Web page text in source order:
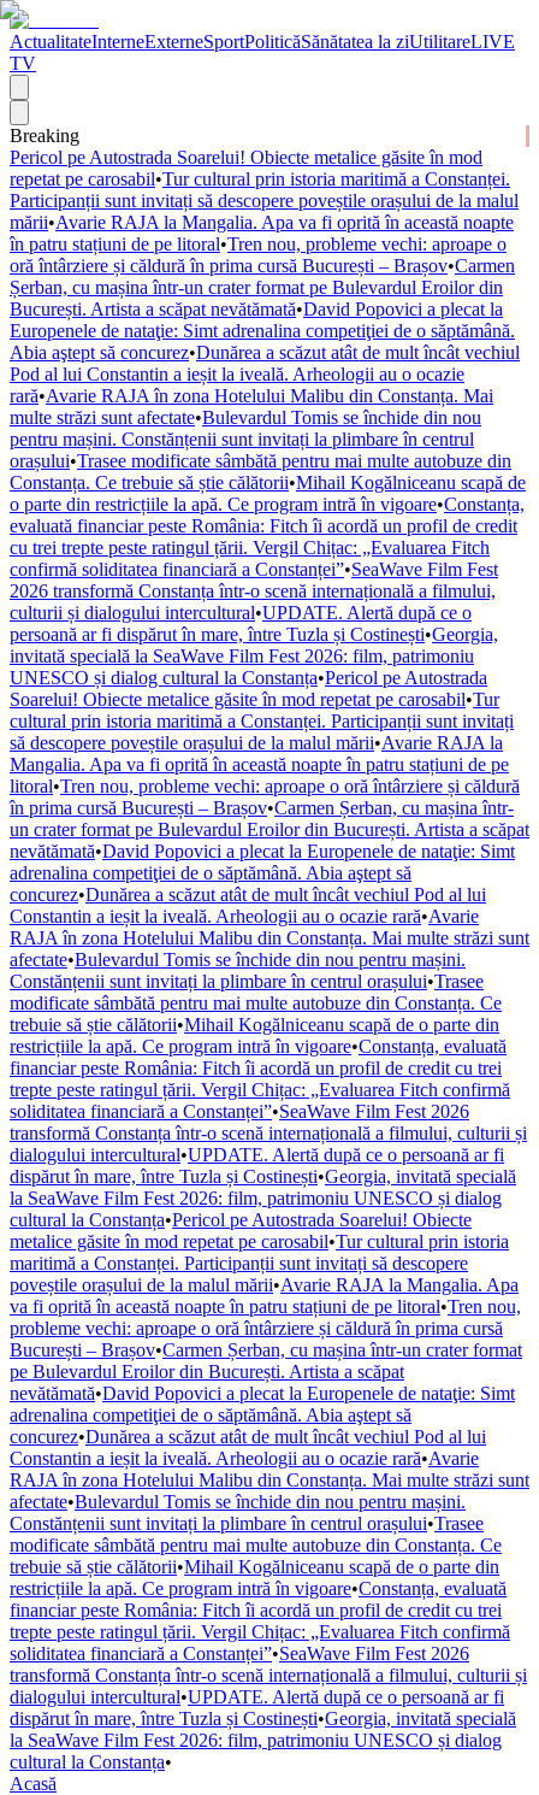
ActualitateInterneExterneSportPoliticăSănătatea la ziUtilitareLIVE
TV
Breaking
Pericol pe Autostrada Soarelui! Obiecte metalice găsite în mod
repetat pe carosabil•Tur cultural prin istoria maritimă a Constanței.
Participanții sunt invitați să descopere poveștile orașului de la malul
mării•Avarie RAJA la Mangalia. Apa va fi oprită în această noapte
în patru stațiuni de pe litoral•Tren nou, probleme vechi: aproape o
oră întârziere și căldură în prima cursă București – Brașov•Carmen
Șerban, cu mașina într-un crater format pe Bulevardul Eroilor din
București. Artista a scăpat nevătămată•David Popovici a plecat la
Europenele de nataţie: Simt adrenalina competiţiei de o săptămână.
Abia aştept să concurez•Dunărea a scăzut atât de mult încât vechiul
Pod al lui Constantin a ieșit la iveală. Arheologii au o ocazie
rară•Avarie RAJA în zona Hotelului Malibu din Constanța. Mai
multe străzi sunt afectate•Bulevardul Tomis se închide din nou
pentru mașini. Constănțenii sunt invitați la plimbare în centrul
orașului•Trasee modificate sâmbătă pentru mai multe autobuze din
Constanța. Ce trebuie să știe călătorii•Mihail Kogălniceanu scapă de
o parte din restricțiile la apă. Ce program intră în vigoare•Constanța,
evaluată financiar peste România: Fitch îi acordă un profil de credit
cu trei trepte peste ratingul țării. Vergil Chițac: „Evaluarea Fitch
confirmă soliditatea financiară a Constanței”•SeaWave Film Fest
2026 transformă Constanța într-o scenă internațională a filmului,
culturii și dialogului intercultural•UPDATE. Alertă după ce o
persoană ar fi dispărut în mare, între Tuzla și Costinești•Georgia,
invitată specială la SeaWave Film Fest 2026: film, patrimoniu
UNESCO și dialog cultural la Constanța•Pericol pe Autostrada
Soarelui! Obiecte metalice găsite în mod repetat pe carosabil•Tur
cultural prin istoria maritimă a Constanței. Participanții sunt invitați
să descopere poveștile orașului de la malul mării•Avarie RAJA la
Mangalia. Apa va fi oprită în această noapte în patru stațiuni de pe
litoral•Tren nou, probleme vechi: aproape o oră întârziere și căldură
în prima cursă București – Brașov•Carmen Șerban, cu mașina într-
un crater format pe Bulevardul Eroilor din București. Artista a scăpat
nevătămată•David Popovici a plecat la Europenele de nataţie: Simt
adrenalina competiţiei de o săptămână. Abia aştept să
concurez•Dunărea a scăzut atât de mult încât vechiul Pod al lui
Constantin a ieșit la iveală. Arheologii au o ocazie rară•Avarie
RAJA în zona Hotelului Malibu din Constanța. Mai multe străzi sunt
afectate•Bulevardul Tomis se închide din nou pentru mașini.
Constănțenii sunt invitați la plimbare în centrul orașului•Trasee
modificate sâmbătă pentru mai multe autobuze din Constanța. Ce
trebuie să știe călătorii•Mihail Kogălniceanu scapă de o parte din
restricțiile la apă. Ce program intră în vigoare•Constanța, evaluată
financiar peste România: Fitch îi acordă un profil de credit cu trei
trepte peste ratingul țării. Vergil Chițac: „Evaluarea Fitch confirmă
soliditatea financiară a Constanței”•SeaWave Film Fest 2026
transformă Constanța într-o scenă internațională a filmului, culturii și
dialogului intercultural•UPDATE. Alertă după ce o persoană ar fi
dispărut în mare, între Tuzla și Costinești•Georgia, invitată specială
la SeaWave Film Fest 2026: film, patrimoniu UNESCO și dialog
cultural la Constanța•Pericol pe Autostrada Soarelui! Obiecte
metalice găsite în mod repetat pe carosabil•Tur cultural prin istoria
maritimă a Constanței. Participanții sunt invitați să descopere
poveștile orașului de la malul mării•Avarie RAJA la Mangalia. Apa
va fi oprită în această noapte în patru stațiuni de pe litoral•Tren nou,
probleme vechi: aproape o oră întârziere și căldură în prima cursă
București – Brașov•Carmen Șerban, cu mașina într-un crater format
pe Bulevardul Eroilor din București. Artista a scăpat
nevătămată•David Popovici a plecat la Europenele de nataţie: Simt
adrenalina competiţiei de o săptămână. Abia aştept să
concurez•Dunărea a scăzut atât de mult încât vechiul Pod al lui
Constantin a ieșit la iveală. Arheologii au o ocazie rară•Avarie
RAJA în zona Hotelului Malibu din Constanța. Mai multe străzi sunt
afectate•Bulevardul Tomis se închide din nou pentru mașini.
Constănțenii sunt invitați la plimbare în centrul orașului•Trasee
modificate sâmbătă pentru mai multe autobuze din Constanța. Ce
trebuie să știe călătorii•Mihail Kogălniceanu scapă de o parte din
restricțiile la apă. Ce program intră în vigoare•Constanța, evaluată
financiar peste România: Fitch îi acordă un profil de credit cu trei
trepte peste ratingul țării. Vergil Chițac: „Evaluarea Fitch confirmă
soliditatea financiară a Constanței”•SeaWave Film Fest 2026
transformă Constanța într-o scenă internațională a filmului, culturii și
dialogului intercultural•UPDATE. Alertă după ce o persoană ar fi
dispărut în mare, între Tuzla și Costinești•Georgia, invitată specială
la SeaWave Film Fest 2026: film, patrimoniu UNESCO și dialog
cultural la Constanța•
Acasă